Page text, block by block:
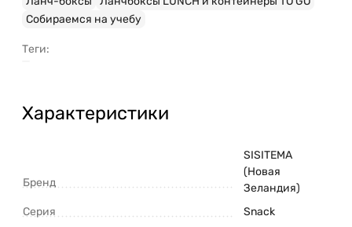
Cобираемся на учебу
Теги:
Характеристики
Бренд
SISITEMA
(Новая
Зеландия)
Серия
Snack